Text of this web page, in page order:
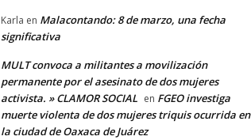
Karla en Malacontando: 8 de marzo, una fecha
significativa
MULT convoca a militantes a movilización
permanente por el asesinato de dos mujeres
activista. » CLAMOR SOCIAL en FGEO investiga
muerte violenta de dos mujeres triquis ocurrida en
la ciudad de Oaxaca de Juárez